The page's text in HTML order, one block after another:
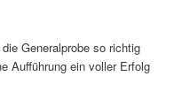
Generalprobe so richtig
Aufführung ein voller Erfolg